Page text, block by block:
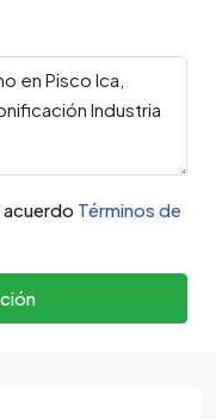
Términos de